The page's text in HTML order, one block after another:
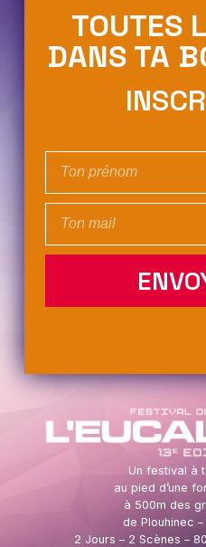
TOUTES
DANS TA
Un festival à
au pied d’une
à 500m des
de Plouhinec
2 Jours – 2 Scènes –